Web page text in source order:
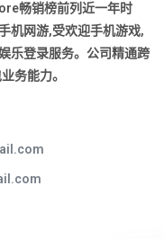
畅销榜前列近一年时
机网游,受欢迎手机游戏,
乐登录服务。公司精通跨
务能力。